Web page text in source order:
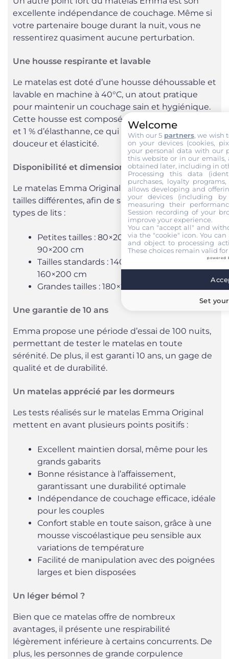
excellente indépendance de couchage. Même si
votre partenaire bouge durant la nuit, vous ne
ressentirez quasiment aucune perturbation.
Une housse respirante et lavable
Le matelas est doté d’une housse déhoussable et
lavable en machine à 40°C, un atout pratique
pour maintenir un couchage sain et hygiénique.
Cette housse est composée de 99 % de polyester
et 1 % d’élasthanne, ce qui garantit à la fois
douceur et élasticité.
Disponibilité et dimensions
Le matelas Emma Original est proposé en 13
tailles différentes, afin de s’adapter à tous les
types de lits :
Petites tailles : 80×200 cm, 90×190 cm,
90×200 cm
Tailles standards : 140×190 cm, 140×200 cm,
160×200 cm
Grandes tailles : 180×200 cm, 200×200 cm
Une garantie de 10 ans
Emma propose une période d’essai de 100 nuits,
permettant de tester le matelas en toute
sérénité. De plus, il est garanti 10 ans, un gage de
qualité et de durabilité.
Un matelas apprécié par les dormeurs
Les tests réalisés sur le matelas Emma Original
mettent en avant plusieurs points positifs :
Excellent maintien dorsal, même pour les
grands gabarits
Bonne résistance à l’affaissement,
garantissant une durabilité optimale
Indépendance de couchage efficace, idéale
pour les couples
Confort stable en toute saison, grâce à une
mousse viscoélastique peu sensible aux
variations de température
Facilité de manipulation avec des poignées
larges et bien disposées
Un léger bémol ?
Bien que ce matelas offre de nombreux
avantages, il présente une respirabilité
légèrement inférieure à certains concurrents. De
plus, les personnes de grande corpulence
Welcome
With our 5 partners, we wish
on your devices (cookies,
your personal data with our
this website or in our emails,
obtained later, including in
Processing this data
purchases, loyalty
allows developing and
your devices (including
measuring their
Session recording of your
improve your experience.
You can "accept all" and
via the "cookie" icon. You
and object to processing
These choices remain valid
powered
Set